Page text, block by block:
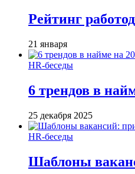
Рейтинг
21 января
HR-беседы
6 трендов в
25 декабря 2025
HR-беседы
Шаблоны